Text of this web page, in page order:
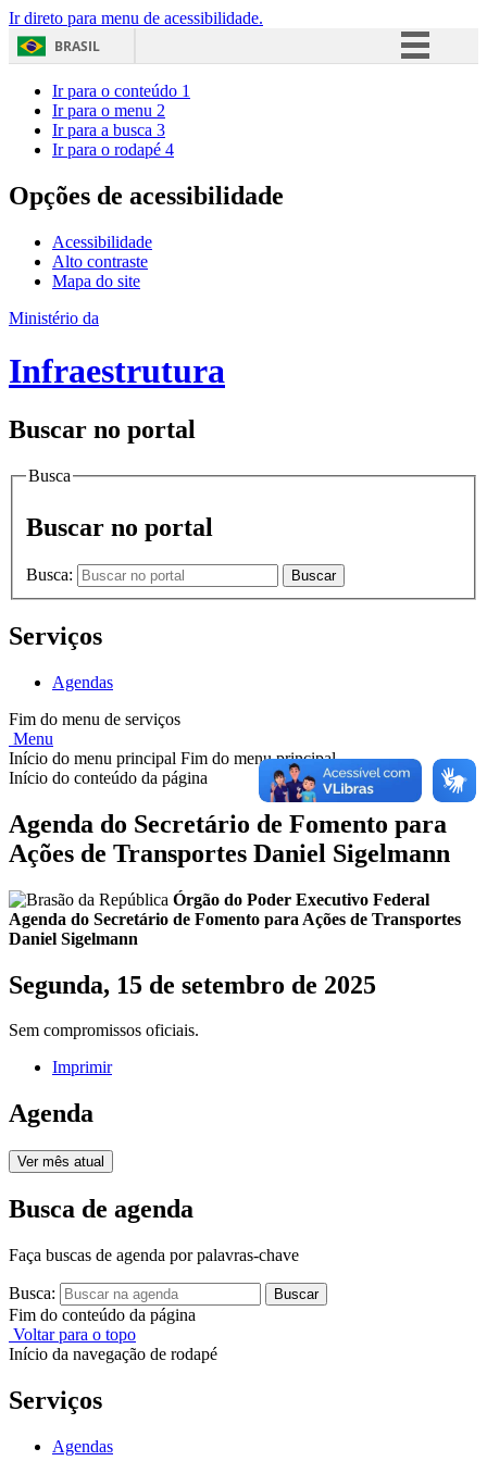
Ir direto para menu de acessibilidade.
BRASIL
Acesso à informação
Ir para o conteúdo 1
Ir para o menu 2
Ir para a busca 3
Ir para o rodapé 4
Opções de acessibilidade
Acessibilidade
Alto contraste
Mapa do site
Ministério da
Infraestrutura
Buscar no portal
Busca
Buscar no portal
Busca: Buscar
Serviços
Agendas
Fim do menu de serviços
Menu
Início do menu principal Fim do menu principal
Início do conteúdo da página
Agenda do Secretário de Fomento para
Ações de Transportes Daniel Sigelmann
Órgão do Poder Executivo Federal
Agenda do Secretário de Fomento para Ações de Transportes
Daniel Sigelmann
Segunda, 15 de setembro de 2025
Sem compromissos oficiais.
Imprimir
Agenda
Ver mês atual
Busca de agenda
Faça buscas de agenda por palavras-chave
Busca: Buscar
Fim do conteúdo da página
Voltar para o topo
Início da navegação de rodapé
Serviços
Agendas